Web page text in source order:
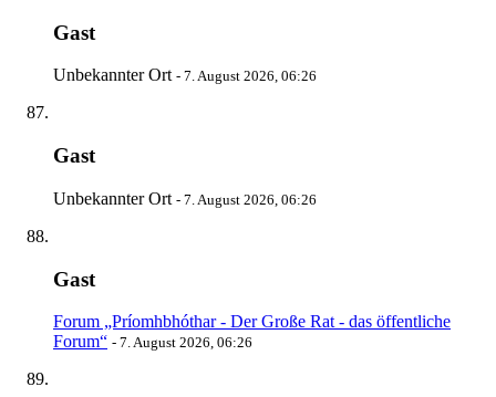
Gast
Unbekannter Ort - 7. August 2026, 06:26
Gast
Unbekannter Ort - 7. August 2026, 06:26
Gast
Forum „Príomhbhóthar - Der Große Rat - das öffentliche
Forum“ - 7. August 2026, 06:26